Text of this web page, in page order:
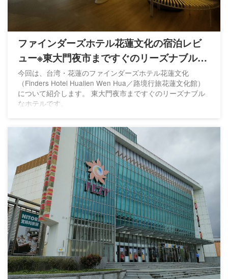
ファインダーズホテル花蓮文化の宿泊レビ
ュー※東大門夜市まですぐのリーズナブルな
ホテル
今回は、台湾・花蓮のファインダーズホテル花蓮文化
（Finders Hotel Hualien Wen Hua／路境行旅花蓮文化館）
について紹介します。 東大門夜市まですぐのリーズナブル
なホテルです。